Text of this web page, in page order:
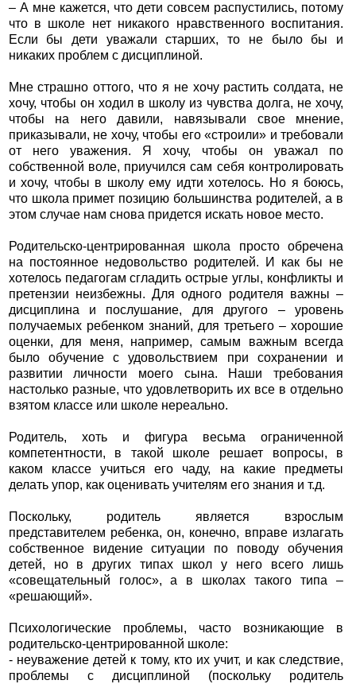
– А мне кажется, что дети совсем распустились, потому
что в школе нет никакого нравственного воспитания.
Если бы дети уважали старших, то не было бы и
никаких проблем с дисциплиной.
Мне страшно оттого, что я не хочу растить солдата, не
хочу, чтобы он ходил в школу из чувства долга, не хочу,
чтобы на него давили, навязывали свое мнение,
приказывали, не хочу, чтобы его «строили» и требовали
от него уважения. Я хочу, чтобы он уважал по
собственной воле, приучился сам себя контролировать
и хочу, чтобы в школу ему идти хотелось. Но я боюсь,
что школа примет позицию большинства родителей, а в
этом случае нам снова придется искать новое место.
Родительско-центрированная школа просто обречена
на постоянное недовольство родителей. И как бы не
хотелось педагогам сгладить острые углы, конфликты и
претензии неизбежны. Для одного родителя важны –
дисциплина и послушание, для другого – уровень
получаемых ребенком знаний, для третьего – хорошие
оценки, для меня, например, самым важным всегда
было обучение с удовольствием при сохранении и
развитии личности моего сына. Наши требования
настолько разные, что удовлетворить их все в отдельно
взятом классе или школе нереально.
Родитель, хоть и фигура весьма ограниченной
компетентности, в такой школе решает вопросы, в
каком классе учиться его чаду, на какие предметы
делать упор, как оценивать учителям его знания и т.д.
Поскольку, родитель является взрослым
представителем ребенка, он, конечно, вправе излагать
собственное видение ситуации по поводу обучения
детей, но в других типах школ у него всего лишь
«совещательный голос», а в школах такого типа –
«решающий».
Психологические проблемы, часто возникающие в
родительско-центрированной школе:
- неуважение детей к тому, кто их учит, и как следствие,
проблемы с дисциплиной (поскольку родитель